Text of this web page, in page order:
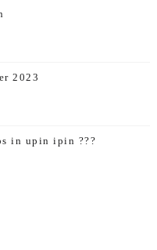
2023
in upin ipin ???
Putih